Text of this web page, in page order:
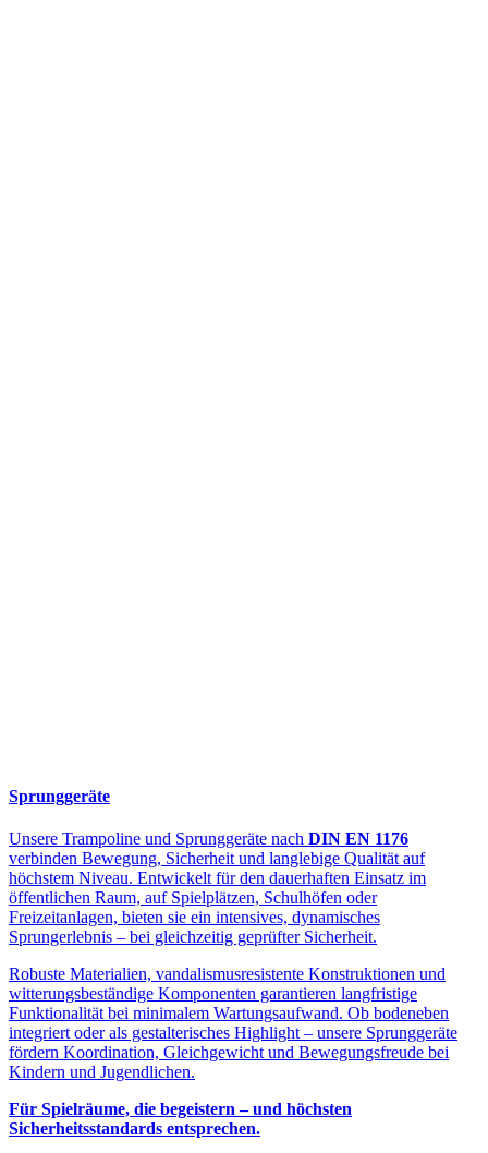
Sprunggeräte
Unsere Trampoline und Sprunggeräte nach DIN EN 1176
verbinden Bewegung, Sicherheit und langlebige Qualität auf
höchstem Niveau. Entwickelt für den dauerhaften Einsatz im
öffentlichen Raum, auf Spielplätzen, Schulhöfen oder
Freizeitanlagen, bieten sie ein intensives, dynamisches
Sprungerlebnis – bei gleichzeitig geprüfter Sicherheit.
Robuste Materialien, vandalismusresistente Konstruktionen und
witterungsbeständige Komponenten garantieren langfristige
Funktionalität bei minimalem Wartungsaufwand. Ob bodeneben
integriert oder als gestalterisches Highlight – unsere Sprunggeräte
fördern Koordination, Gleichgewicht und Bewegungsfreude bei
Kindern und Jugendlichen.
Für Spielräume, die begeistern – und höchsten
Sicherheitsstandards entsprechen.